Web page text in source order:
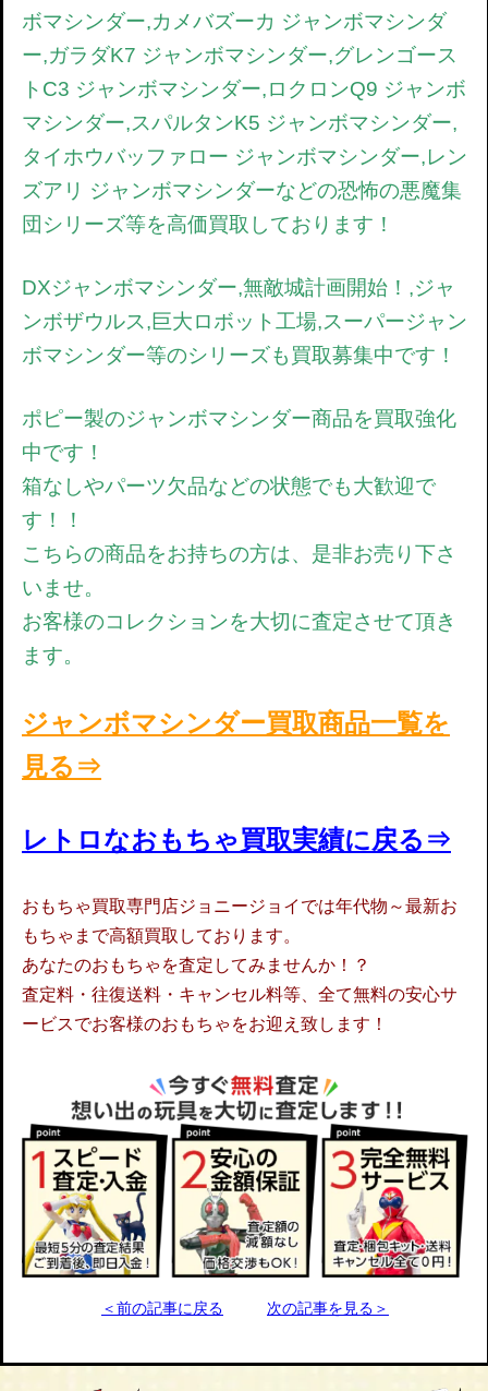
ボマシンダー,カメバズーカ ジャンボマシンダ
ー,ガラダK7 ジャンボマシンダー,グレンゴース
トC3 ジャンボマシンダー,ロクロンQ9 ジャンボ
マシンダー,スパルタンK5 ジャンボマシンダー,
タイホウバッファロー ジャンボマシンダー,レン
ズアリ ジャンボマシンダーなどの恐怖の悪魔集
団シリーズ等を高価買取しております！
DXジャンボマシンダー,無敵城計画開始！,ジャ
ンボザウルス,巨大ロボット工場,スーパージャン
ボマシンダー等のシリーズも買取募集中です！
ポピー製のジャンボマシンダー商品を買取強化
中です！
箱なしやパーツ欠品などの状態でも大歓迎で
す！！
こちらの商品をお持ちの方は、是非お売り下さ
いませ。
お客様のコレクションを大切に査定させて頂き
ます。
ジャンボマシンダー買取商品一覧を
見る⇒
レトロなおもちゃ買取実績に戻る⇒
おもちゃ買取専門店ジョニージョイでは年代物～最新お
もちゃまで高額買取しております。
あなたのおもちゃを査定してみませんか！？
査定料・往復送料・キャンセル料等、全て無料の安心サ
ービスでお客様のおもちゃをお迎え致します！
＜前の記事に戻る 次の記事を見る＞